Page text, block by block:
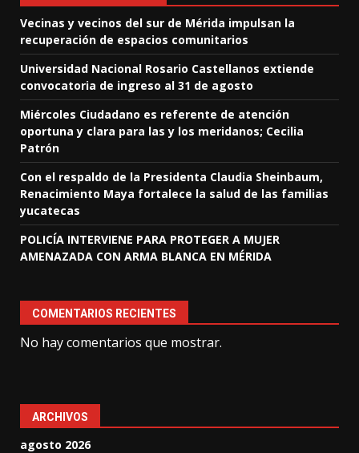
Vecinas y vecinos del sur de Mérida impulsan la
recuperación de espacios comunitarios
Universidad Nacional Rosario Castellanos extiende
convocatoria de ingreso al 31 de agosto
Miércoles Ciudadano es referente de atención
oportuna y clara para las y los meridanos; Cecilia
Patrón
Con el respaldo de la Presidenta Claudia Sheinbaum,
Renacimiento Maya fortalece la salud de las familias
yucatecas
POLICÍA INTERVIENE PARA PROTEGER A MUJER
AMENAZADA CON ARMA BLANCA EN MÉRIDA
COMENTARIOS RECIENTES
No hay comentarios que mostrar.
ARCHIVOS
agosto 2026